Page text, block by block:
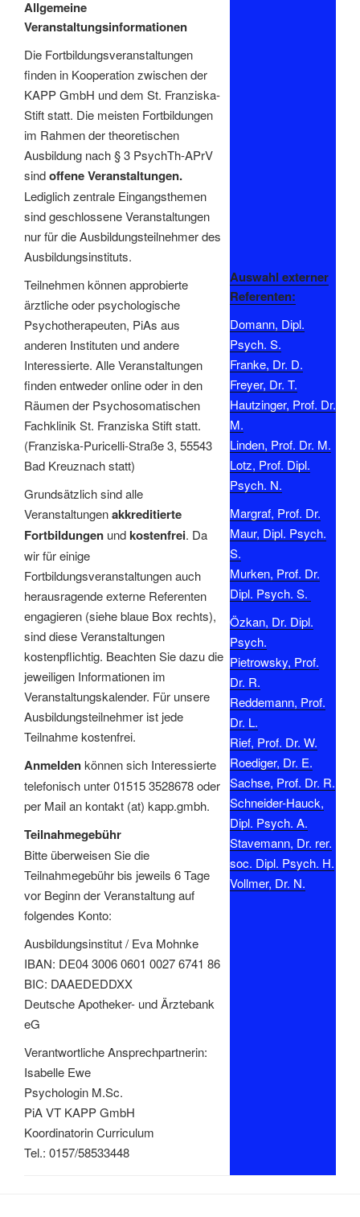
Allgemeine
Veranstaltungsinformationen
Die Fortbildungsveranstaltungen
finden in Kooperation zwischen der
KAPP GmbH und dem St. Franziska-
Stift statt. Die meisten Fortbildungen
im Rahmen der theoretischen
Ausbildung nach § 3 PsychTh-APrV
sindoffene Veranstaltungen.
Lediglich zentrale Eingangsthemen
sind geschlossene Veranstaltungen
nur für die Ausbildungsteilnehmer des
Ausbildungsinstituts.
Teilnehmen können approbierte
ärztliche oder psychologische
Psychotherapeuten, PiAs aus
anderen Instituten und andere
Interessierte. Alle Veranstaltungen
finden entweder online oder in den
Räumen der Psychosomatischen
Fachklinik St. Franziska Stift statt.
(Franziska-Puricelli-Straße 3, 55543
Bad Kreuznach statt)
Grundsätzlich sind alle
Veranstaltungenakkreditierte
Fortbildungen undkostenfrei. Da
wir für einige
Fortbildungsveranstaltungen auch
herausragende externe Referenten
engagieren (siehe blaue Box rechts),
sind diese Veranstaltungen
kostenpflichtig. Beachten Sie dazu die
jeweiligen Informationen im
Veranstaltungskalender. Für unsere
Ausbildungsteilnehmer ist jede
Teilnahme kostenfrei.
Anmeldenkönnen sich Interessierte
telefonisch unter 01515 3528678 oder
per Mail an kontakt (at) kapp.gmbh.
Teilnahmegebühr
Bitte überweisen Sie die
Teilnahmegebühr bis jeweils 6 Tage
vor Beginn der Veranstaltung auf
folgendes Konto:
Ausbildungsinstitut / Eva Mohnke
IBAN: DE04 3006 0601 0027 6741 86
BIC: DAAEDEDDXX
Deutsche Apotheker- und Ärztebank
eG
Verantwortliche Ansprechpartnerin:
Isabelle Ewe
Psychologin M.Sc.
PiA VT KAPP GmbH
Koordinatorin Curriculum
Tel.: 0157/58533448
Auswahl externer
Referenten:
Domann, Dipl.
Psych. S.
Franke, Dr. D.
Freyer, Dr. T.
Hautzinger, Prof. Dr.
M.
Linden, Prof. Dr. M.
Lotz, Prof. Dipl.
Psych. N.
Margraf, Prof. Dr.
Maur, Dipl. Psych.
S.
Murken, Prof. Dr.
Dipl. Psych. S.
Özkan, Dr. Dipl.
Psych.
Pietrowsky, Prof.
Dr. R.
Reddemann, Prof.
Dr. L.
Rief, Prof. Dr. W.
Roediger, Dr. E.
Sachse, Prof. Dr. R.
Schneider-Hauck,
Dipl. Psych. A.
Stavemann, Dr. rer.
soc. Dipl. Psych. H.
Vollmer, Dr. N.